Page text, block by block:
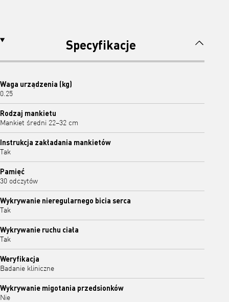
Specyfikacje
Waga urządzenia (kg)
0.25
Rodzaj mankietu
Mankiet średni 22–32 cm
Instrukcja zakładania mankietów
Tak
Pamięć
30 odczytów
Wykrywanie nieregularnego bicia serca
Tak
Wykrywanie ruchu ciała
Tak
Weryfikacja
Badanie kliniczne
Wykrywanie migotania przedsionków
Nie